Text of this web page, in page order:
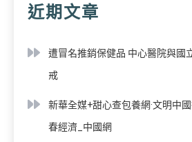
近期文章
遭冒名推銷保健品 中心醫院與國
戒
新華全媒+甜心查包養網·文明中
春經濟_中國網